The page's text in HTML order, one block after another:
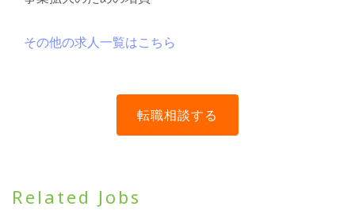
その他の求人一覧はこちら
Related Jobs